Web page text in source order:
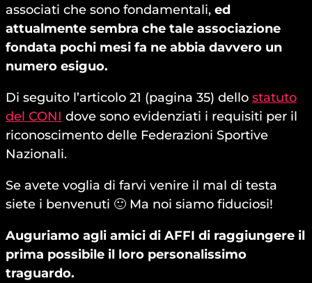
associati che sono fondamentali, ed
attualmente sembra che tale associazione
fondata pochi mesi fa ne abbia davvero un
numero esiguo.
Di seguito l’articolo 21 (pagina 35) dello statuto
del CONI dove sono evidenziati i requisiti per il
riconoscimento delle Federazioni Sportive
Nazionali.
Se avete voglia di farvi venire il mal di testa
siete i benvenuti 🙂 Ma noi siamo fiduciosi!
Auguriamo agli amici di AFFI di raggiungere il
prima possibile il loro personalissimo
traguardo.